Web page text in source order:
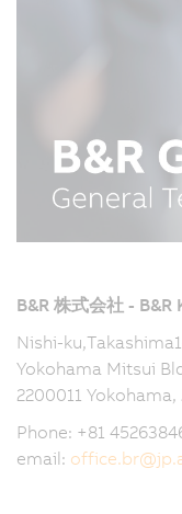
B&R 株式会社 - B&R
Nishi-
Yokohama Mitsui
2200011 Yokohama,
Phone: +81
email: office.br@